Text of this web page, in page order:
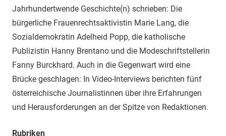
Jahrhundertwende Geschichte(n) schrieben: Die
bürgerliche Frauenrechtsaktivistin Marie Lang, die
Sozialdemokratin Adelheid Popp, die katholische
Publizistin Hanny Brentano und die Modeschriftstellerin
Fanny Burckhard. Auch in die Gegenwart wird eine
Brücke geschlagen: In Video-Interviews berichten fünf
österreichische Journalistinnen über ihre Erfahrungen
und Herausforderungen an der Spitze von Redaktionen.
Rubriken